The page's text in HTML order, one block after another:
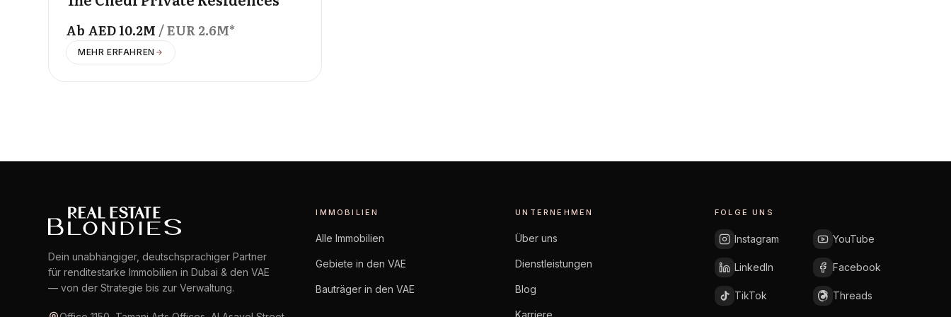
Ab AED10.2M / EUR2.6M*
MEHR ERFAHREN
Dein unabhängiger, deutschsprachiger Partner
für renditestarke Immobilien in Dubai & den VAE
— von der Strategie bis zur Verwaltung.
IMMOBILIEN
Alle Immobilien
Gebiete in den VAE
Bauträger in den VAE
UNTERNEHMEN
Über uns
Dienstleistungen
Blog
Karriere
FOLGE UNS
Instagram YouTube
LinkedIn Facebook
TikTok Threads